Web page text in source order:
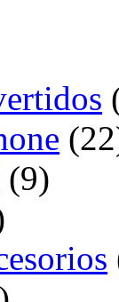
(9)